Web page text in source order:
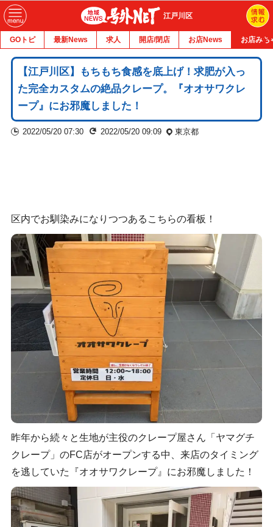
江戸川区
GOトピ 最新News 求人 開店/閉店 お店News お店みち
【江戸川区】もちもち食感を底上げ！求肥が入っ
た完全カスタムの絶品クレープ。『オオサワクレ
ープ』にお邪魔しました！
2022/05/20 07:30 2022/05/20 09:09 東京都
区内でお馴染みになりつつあるこちらの看板！
昨年から続々と生地が主役のクレープ屋さん「ヤマグチ
クレープ」のFC店がオープンする中、来店のタイミング
を逃していた『オオサワクレープ』にお邪魔しました！